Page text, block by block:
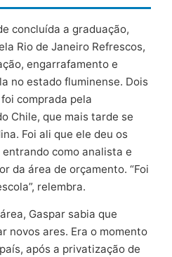
concluída a graduação,
Rio de Janeiro Refrescos,
engarrafamento e
no estado fluminense. Dois
comprada pela
Chile, que mais tarde se
Foi ali que ele deu os
como analista e
da área de orçamento. “Foi
relembra.
Gaspar sabia que
novos ares. Era o momento
após a privatização de